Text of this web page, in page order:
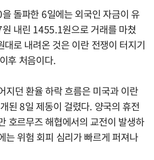
돌파한 6일에는 외국인 자금이 유
내린 1455.1원으로 거래를 마쳤
로 내려온 것은 이란 전쟁이 터지기
후 처음이다.
지던 환율 하락 흐름은 미국과 이란
된 8일 제동이 걸렸다. 양국의 휴전
호르무즈 해협에서의 교전이 발생하
는 위험 회피 심리가 빠르게 퍼져나